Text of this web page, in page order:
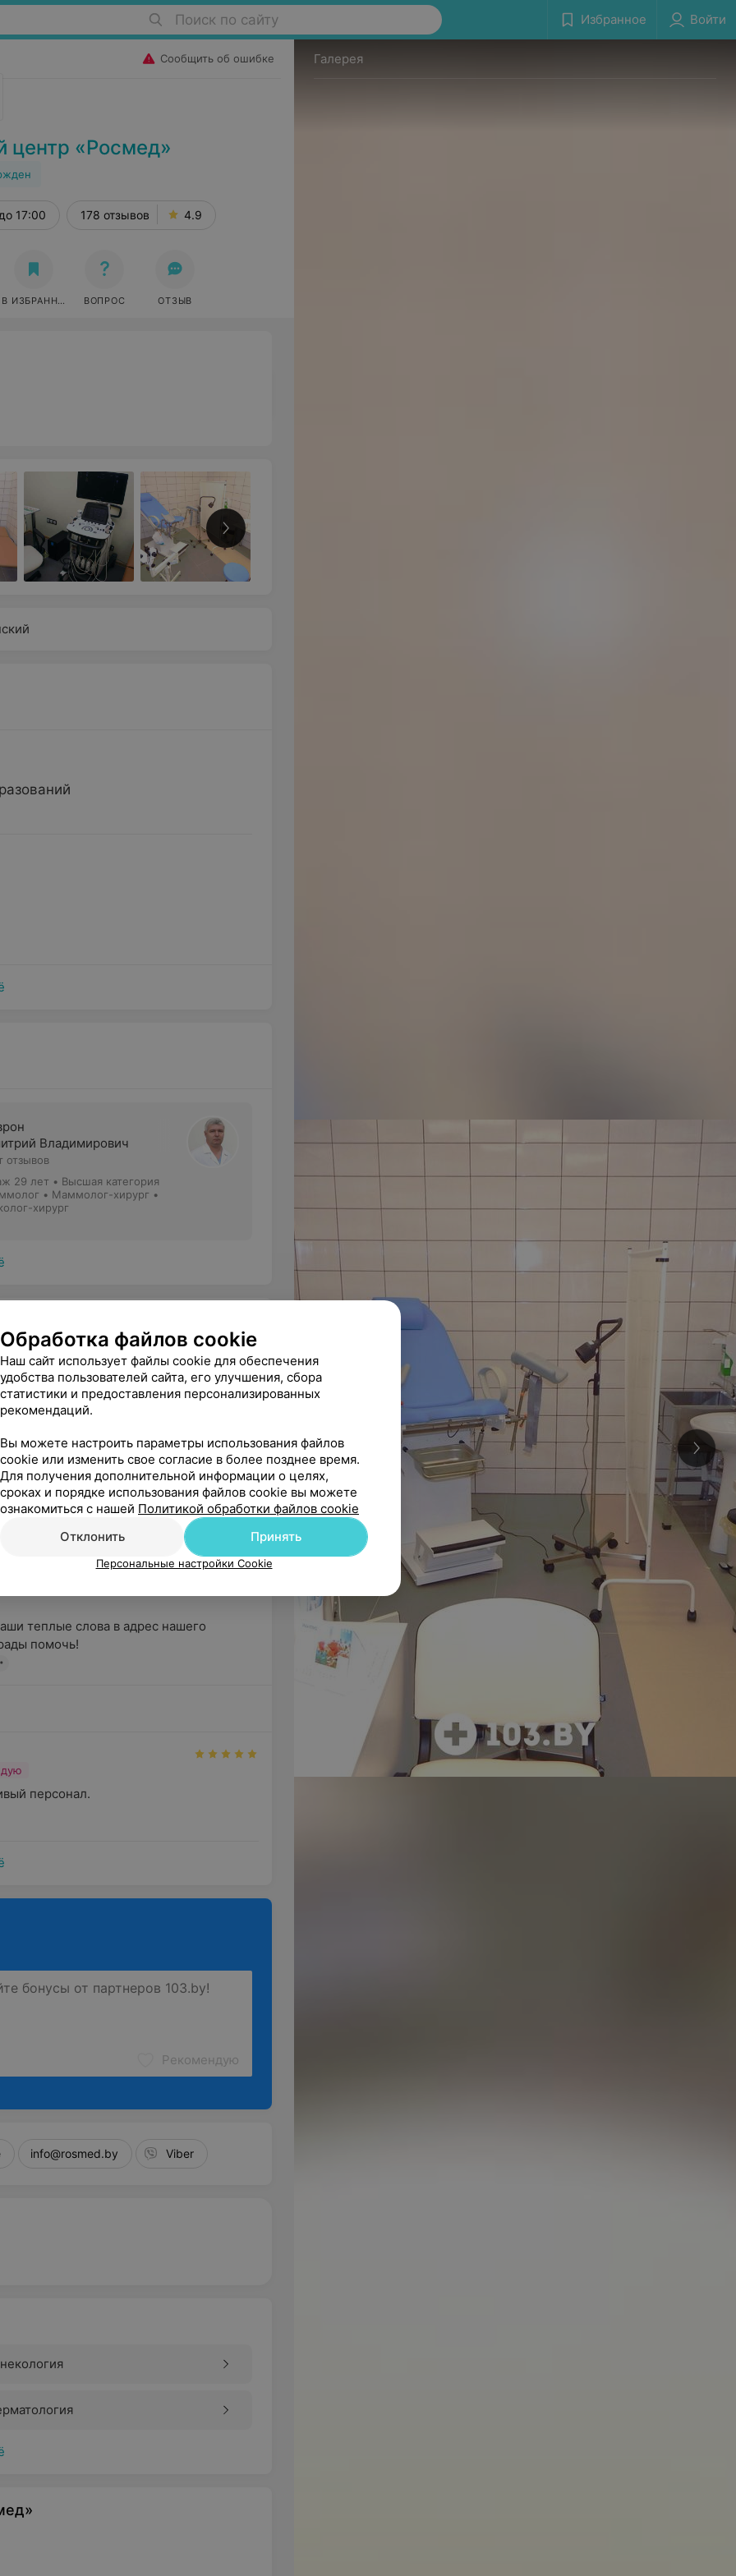
Поиск по сайту Избранное Войти
Сообщить об ошибке
центр «Росмед»
до 17:00 178 отзывов 4.9
В ИЗБРАННОЕ ВОПРОС ОТЗЫВ
Владимирович
отзывов
29 лет • Высшая категория
• Маммолог-хирург •
хирург
и дотошный в работе врач Марчик
манипуляцию по удале...
Марчик Я. Я. - Хирург • Проктолог • Детский хирург • Уролог • Детский уролог • Детский проктолог
хирургу Бобко Юрию Ивановичу за
и высокий профессио...
теплые слова в адрес нашего
помочь!
персонал.
Рекомендую
info@rosmed.by Viber
Галерея
Обработка файлов cookie
Наш сайт использует файлы cookie для обеспечения
удобства пользователей сайта, его улучшения, сбора
статистики и предоставления персонализированных
рекомендаций.
Вы можете настроить параметры использования файлов
cookie или изменить свое согласие в более позднее время.
Для получения дополнительной информации о целях,
сроках и порядке использования файлов cookie вы можете
ознакомиться с нашей Политикой обработки файлов cookie
Отклонить
Принять
Персональные настройки Cookie